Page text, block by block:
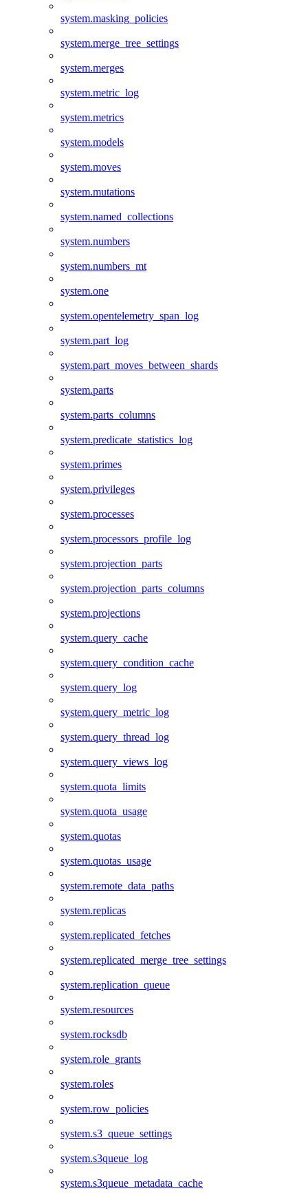
system.masking_policies
system.merge_tree_settings
system.merges
system.metric_log
system.metrics
system.models
system.moves
system.mutations
system.named_collections
system.numbers
system.numbers_mt
system.one
system.opentelemetry_span_log
system.part_log
system.part_moves_between_shards
system.parts
system.parts_columns
system.predicate_statistics_log
system.primes
system.privileges
system.processes
system.processors_profile_log
system.projection_parts
system.projection_parts_columns
system.projections
system.query_cache
system.query_condition_cache
system.query_log
system.query_metric_log
system.query_thread_log
system.query_views_log
system.quota_limits
system.quota_usage
system.quotas
system.quotas_usage
system.remote_data_paths
system.replicas
system.replicated_fetches
system.replicated_merge_tree_settings
system.replication_queue
system.resources
system.rocksdb
system.role_grants
system.roles
system.row_policies
system.s3_queue_settings
system.s3queue_log
system.s3queue_metadata_cache